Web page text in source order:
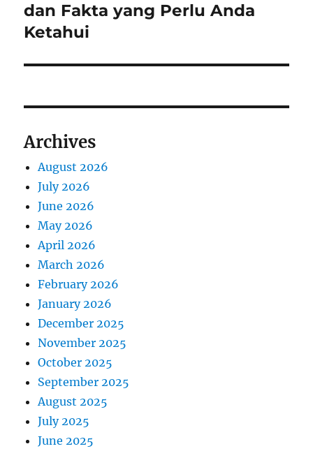
post:
dan Fakta yang Perlu Anda
Ketahui
Archives
August 2026
July 2026
June 2026
May 2026
April 2026
March 2026
February 2026
January 2026
December 2025
November 2025
October 2025
September 2025
August 2025
July 2025
June 2025